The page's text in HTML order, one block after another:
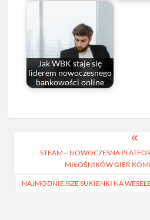
Jak WBK staje się
liderem nowoczesnego
bankowości online
wpisuSTEAM – NOWOCZESNA
MIŁOŚNIKÓW GIER
NAJMODNIEJSZE SUKIENKI NA